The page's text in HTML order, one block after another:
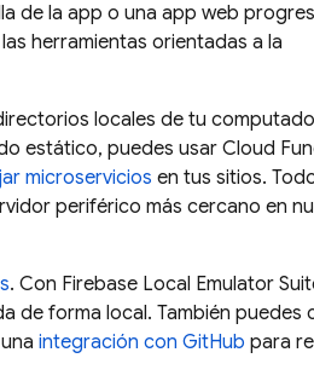
de la app o una app web
herramientas orientadas a la
locales de tu
estático, puedes usar Cloud
microservicios en tus sitios.
periférico más cercano en
. Con Firebase Local Emulator
de forma local. También puedes
integración con GitHub para